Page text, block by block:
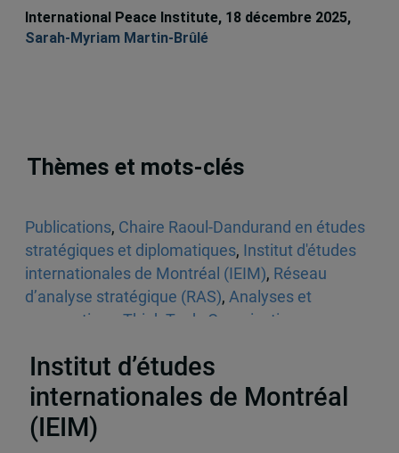
International Peace Institute, 18 décembre 2025,
Sarah-Myriam Martin-Brûlé
Thèmes et mots-clés
Publications, Chaire Raoul-Dandurand en études
stratégiques et diplomatiques, Institut d'études
internationales de Montréal (IEIM), Réseau
d’analyse stratégique (RAS), Analyses et
perspectives
Think Tank
Organisations
Institut d’études
internationales de Montréal
(IEIM)